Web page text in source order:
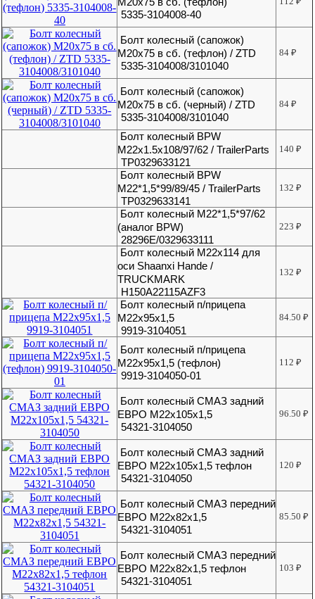
5335-3104008-40
Болт колесный (сапожок)
М20х75 в сб. (тефлон) / ZTD
5335-3104008/3101040
84₽
Болт колесный (сапожок)
М20х75 в сб. (черный) / ZTD
5335-3104008/3101040
84₽
Болт колесный BPW
M22x1.5x108/97/62 / TrailerParts
TP0329633121
140₽
Болт колесный BPW
М22*1,5*99/89/45 / TrailerParts
TP0329633141
132₽
Болт колесный М22*1,5*97/62
(аналог BPW)
28296E/0329633111
223₽
Болт колесный М22х114 для
оси Shaanxi Hande /
TRUCKMARK
H150A22115AZF3
132₽
Болт колесный п/прицепа
М22х95х1,5
9919-3104051
84.50₽
Болт колесный п/прицепа
М22х95х1,5 (тефлон)
9919-3104050-01
112₽
Болт колесный СМАЗ задний
ЕВРО М22x105x1,5
54321-3104050
96.50₽
Болт колесный СМАЗ задний
ЕВРО М22х105х1,5 тефлон
54321-3104050
120₽
Болт колесный СМАЗ передний
ЕВРО М22х82х1,5
54321-3104051
85.50₽
Болт колесный СМАЗ передний
ЕВРО М22х82х1,5 тефлон
54321-3104051
103₽